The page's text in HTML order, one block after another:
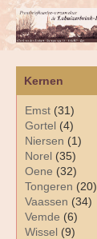
Kernen
Emst (31)
Gortel (4)
Niersen (1)
Norel (35)
Oene (32)
Tongeren (20)
Vaassen (34)
Vemde (6)
Wissel (9)